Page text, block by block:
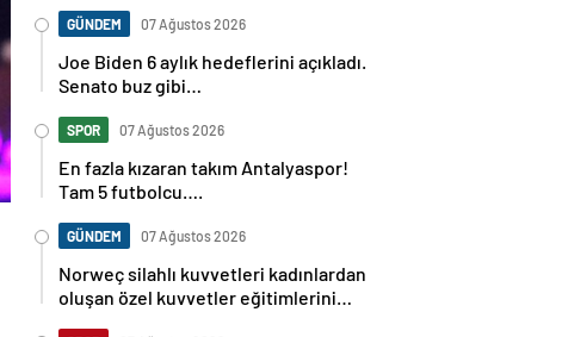
GÜNDEM 07 Ağustos 2026
Joe Biden 6 aylık hedeflerini açıkladı.
Senato buz gibi…
SPOR 07 Ağustos 2026
En fazla kızaran takım Antalyaspor!
Tam 5 futbolcu….
GÜNDEM 07 Ağustos 2026
Norweç silahlı kuvvetleri kadınlardan
oluşan özel kuvvetler eğitimlerini